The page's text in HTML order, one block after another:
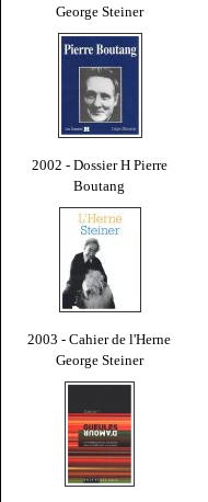
George Steiner
2002 - Dossier H Pierre
Boutang
2003 - Cahier de l'Herne
George Steiner